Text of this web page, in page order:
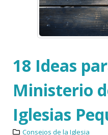
18 Ideas
Ministerio
Iglesias
Consejos de la Iglesia